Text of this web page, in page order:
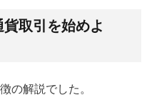
取引を始めよ
の解説でした。